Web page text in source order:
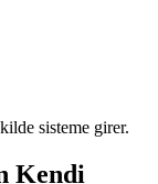
sisteme girer.
Kendi